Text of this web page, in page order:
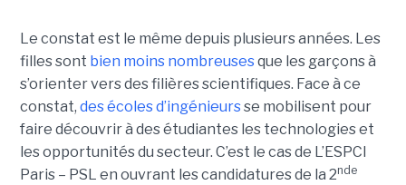
Le constat est le même depuis plusieurs années. Les
filles sont bien moins nombreusesque les garçons à
s’orienter vers des filières scientifiques. Face à ce
constat, des écoles d’ingénieursse mobilisent pour
faire découvrir à des étudiantes les technologies et
les opportunités du secteur. C’est le cas de L’ESPCI
Paris – PSL en ouvrant les candidatures de la 2nde